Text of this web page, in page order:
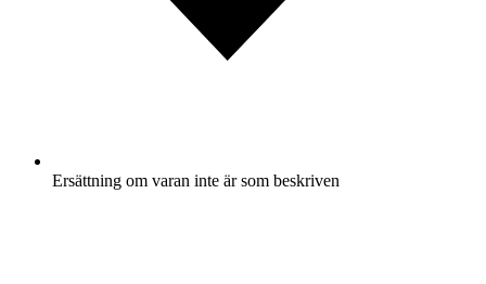
Ersättning om varan inte är som beskriven